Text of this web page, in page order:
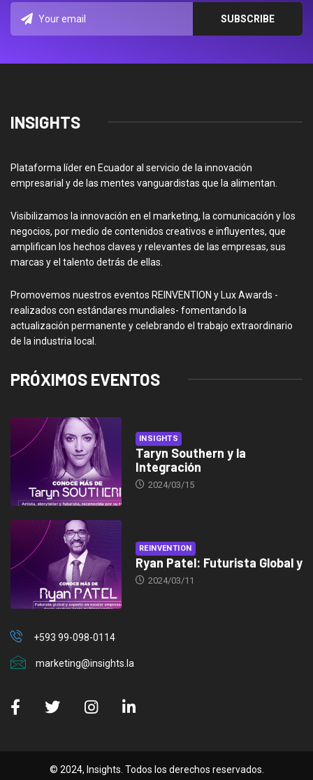
INSIGHTS
Plataforma líder en Ecuador al servicio de la innovación
empresarial y de las mentes vanguardistas que la alimentan.
Visibilizamos la innovación en el marketing, la comunicación y los
negocios, por medio de contenidos creativos e influyentes, que
amplifican los hechos claves y relevantes de las empresas, sus
marcas y el talento detrás de ellas.
Promovemos nuestros eventos REINVENTION y Lux Awards -
realizados con estándares mundiales- fomentando la
actualización permanente y celebrando el trabajo extraordinario
de la industria local.
PRÓXIMOS EVENTOS
INSIGHTS
Taryn Southern y la
Integración
2024/03/15
REINVENTION
Ryan Patel: Futurista Global y
2024/03/11
+593 99-098-0114
marketing@insights.la
© 2024, Insights. Todos los derechos reservados.